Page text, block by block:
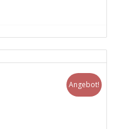
Angebot!